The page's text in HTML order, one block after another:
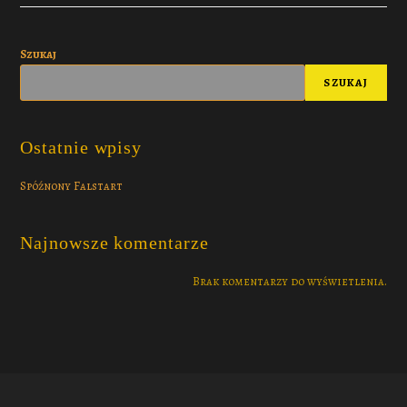
Szukaj
SZUKAJ
Ostatnie wpisy
Spóźnony Falstart
Najnowsze komentarze
Brak komentarzy do wyświetlenia.